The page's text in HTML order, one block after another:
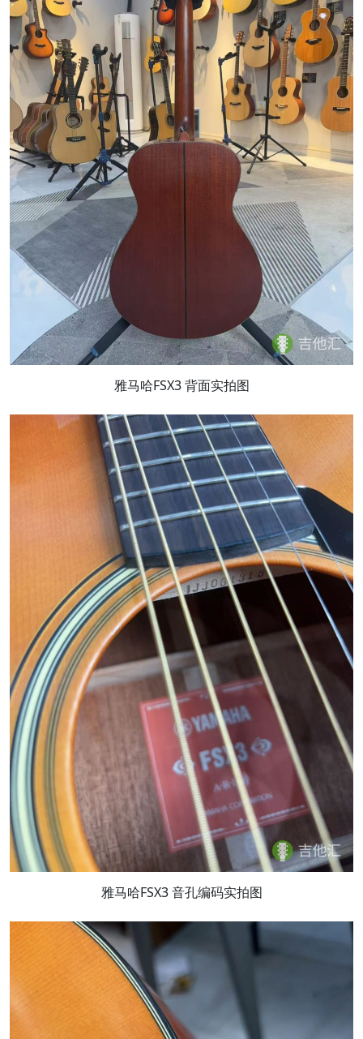
雅马哈FSX3 背面实拍图
雅马哈FSX3 音孔编码实拍图